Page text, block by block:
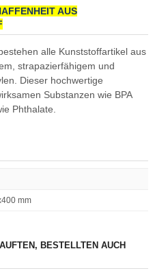
AUS
alle Kunststoffartikel aus
strapazierfähigem und
Dieser hochwertige
Substanzen wie BPA
Phthalate.
mm
BESTELLTEN AUCH